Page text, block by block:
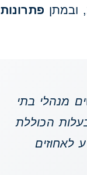
פתרונות
ביותר שעושים מנהלי בתי
הכוללת
לאחוזים